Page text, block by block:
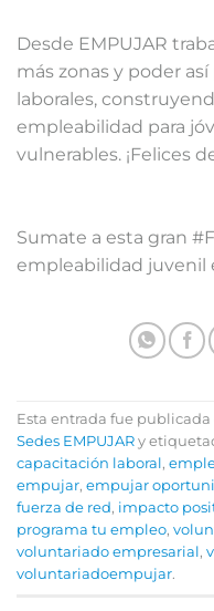
Desde EMPUJAR
más zonas y poder
laborales,
empleabilidad para
vulnerables. ¡Felices
Sumate a esta gran
empleabilidad juvenil
Esta entrada fue publicada
Sedes EMPUJAR y
capacitación laboral ,
empujar, empujar
fuerza de red, impacto
programa tu empleo,
voluntariado empresarial ,
voluntariadoempujar.